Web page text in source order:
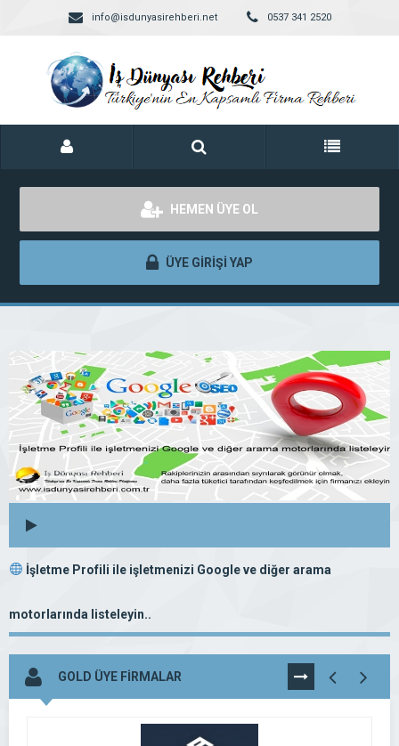
info@isdunyasirehberi.net 0537 341 2520
HEMEN ÜYE OL
ÜYE GİRİŞİ YAP
İşletme Profili ile işletmenizi Google ve diğer arama
motorlarında listeleyin..
GOLD ÜYE FİRMALAR TÜMÜNÜ
GÖR